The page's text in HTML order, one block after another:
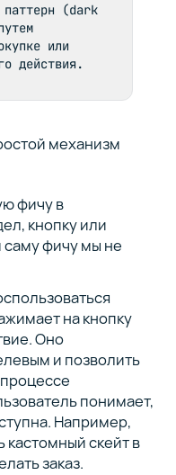
(dark
или
действия.
механизм
фичу в
кнопку или
саму фичу мы не
на кнопку
Оно
и позволить
понимает,
Например,
кастомный скейт в
заказ.